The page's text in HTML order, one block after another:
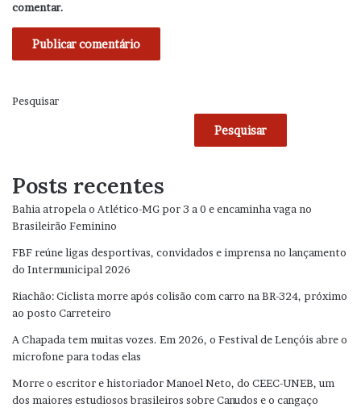
comentar.
Pesquisar
Pesquisar
Posts recentes
Bahia atropela o Atlético-MG por 3 a 0 e encaminha vaga no
Brasileirão Feminino
FBF reúne ligas desportivas, convidados e imprensa no lançamento
do Intermunicipal 2026
Riachão: Ciclista morre após colisão com carro na BR-324, próximo
ao posto Carreteiro
A Chapada tem muitas vozes. Em 2026, o Festival de Lençóis abre o
microfone para todas elas
Morre o escritor e historiador Manoel Neto, do CEEC-UNEB, um
dos maiores estudiosos brasileiros sobre Canudos e o cangaço